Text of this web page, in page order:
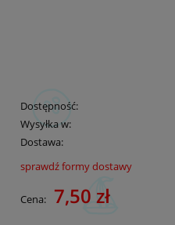
Dostępność:
Wysyłka w:
Dostawa:
Cena nie zawiera
sprawdź formy dostawy
Cena: 7,50 zł